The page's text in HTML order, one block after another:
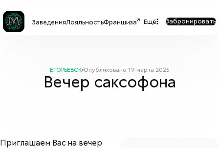
ЗаведенияЛояльностьФраншиза Ещё Забронировать
ЕГОРЬЕВСК Опубликовано 19 марта 2025
Вечер саксофона
Приглашаем Вас на вечер